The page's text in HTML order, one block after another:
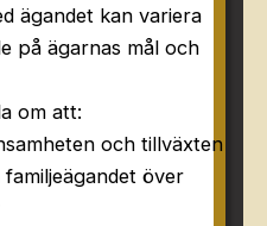
ägandet kan variera
på ägarnas mål och
om att:
och tillväxten
över